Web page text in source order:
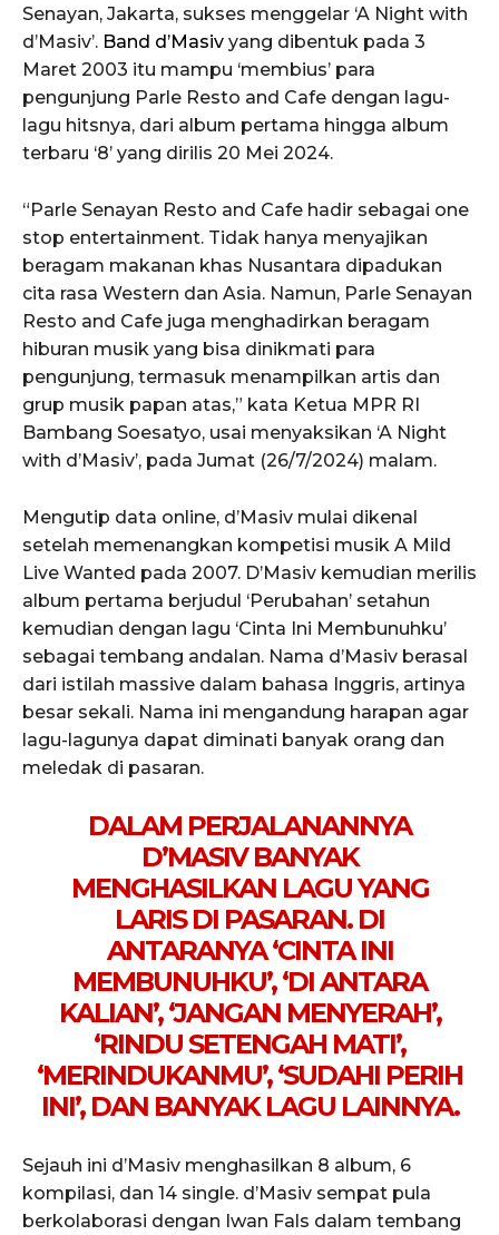
Senayan, Jakarta, sukses menggelar ‘A Night with
d’Masiv’. Band d’Masiv yang dibentuk pada 3
Maret 2003 itu mampu ‘membius’ para
pengunjung Parle Resto and Cafe dengan lagu-
lagu hitsnya, dari album pertama hingga album
terbaru ‘8’ yang dirilis 20 Mei 2024.
“Parle Senayan Resto and Cafe hadir sebagai one
stop entertainment. Tidak hanya menyajikan
beragam makanan khas Nusantara dipadukan
cita rasa Western dan Asia. Namun, Parle Senayan
Resto and Cafe juga menghadirkan beragam
hiburan musik yang bisa dinikmati para
pengunjung, termasuk menampilkan artis dan
grup musik papan atas,” kata Ketua MPR RI
Bambang Soesatyo, usai menyaksikan ‘A Night
with d’Masiv’, pada Jumat (26/7/2024) malam.
Mengutip data online, d’Masiv mulai dikenal
setelah memenangkan kompetisi musik A Mild
Live Wanted pada 2007. D’Masiv kemudian merilis
album pertama berjudul ‘Perubahan’ setahun
kemudian dengan lagu ‘Cinta Ini Membunuhku’
sebagai tembang andalan. Nama d’Masiv berasal
dari istilah massive dalam bahasa Inggris, artinya
besar sekali. Nama ini mengandung harapan agar
lagu-lagunya dapat diminati banyak orang dan
meledak di pasaran.
DALAM PERJALANANNYA
D’MASIV BANYAK
MENGHASILKAN LAGU YANG
LARIS DI PASARAN. DI
ANTARANYA ‘CINTA INI
MEMBUNUHKU’, ‘DI ANTARA
KALIAN’, ‘JANGAN MENYERAH’,
‘RINDU SETENGAH MATI’,
‘MERINDUKANMU’, ‘SUDAHI PERIH
INI’, DAN BANYAK LAGU LAINNYA.
Sejauh ini d’Masiv menghasilkan 8 album, 6
kompilasi, dan 14 single. d’Masiv sempat pula
berkolaborasi dengan Iwan Fals dalam tembang